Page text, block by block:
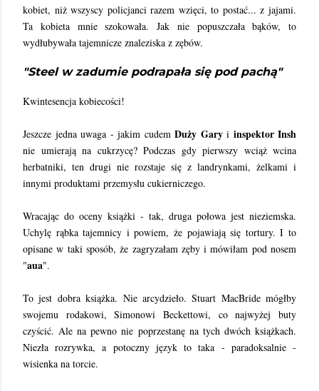
kobiet, niż wszyscy policjanci razem wzięci, to postać... z jajami.
Ta kobieta mnie szokowała. Jak nie popuszczała bąków, to
wydłubywała tajemnicze znaleziska z zębów.
"Steel w zadumie podrapała się pod pachą"
Kwintesencja kobiecości!
Jeszcze jedna uwaga - jakim cudem Duży Gary i inspektor Insh
nie umierają na cukrzycę? Podczas gdy pierwszy wciąż wcina
herbatniki, ten drugi nie rozstaje się z landrynkami, żelkami i
innymi produktami przemysłu cukierniczego.
Wracając do oceny książki - tak, druga połowa jest nieziemska.
Uchylę rąbka tajemnicy i powiem, że pojawiają się tortury. I to
opisane w taki sposób, że zagryzałam zęby i mówiłam pod nosem
"aua".
To jest dobra książka. Nie arcydzieło. Stuart MacBride mógłby
swojemu rodakowi, Simonowi Beckettowi, co najwyżej buty
czyścić. Ale na pewno nie poprzestanę na tych dwóch książkach.
Niezła rozrywka, a potoczny język to taka - paradoksalnie -
wisienka na torcie.